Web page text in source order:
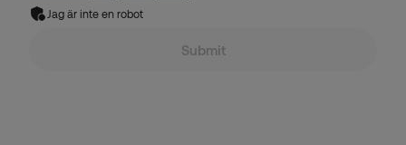
Jag är inte en robot
Submit